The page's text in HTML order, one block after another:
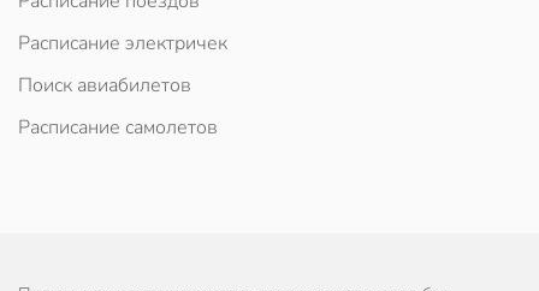
Расписание электричек
Поиск авиабилетов
Расписание самолетов